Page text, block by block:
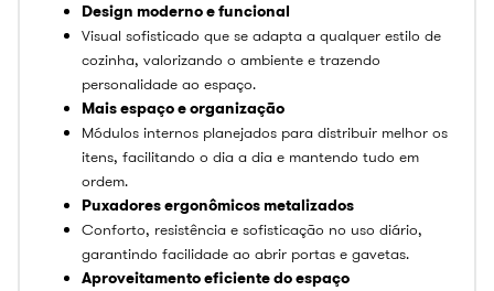
Design moderno e funcional
Visual sofisticado que se adapta a qualquer estilo de
cozinha, valorizando o ambiente e trazendo
personalidade ao espaço.
Mais espaço e organização
Módulos internos planejados para distribuir melhor os
itens, facilitando o dia a dia e mantendo tudo em
ordem.
Puxadores ergonômicos metalizados
Conforto, resistência e sofisticação no uso diário,
garantindo facilidade ao abrir portas e gavetas.
Aproveitamento eficiente do espaço